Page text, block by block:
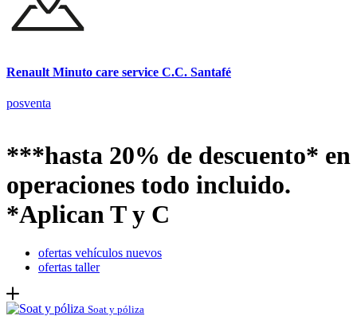
Renault Minuto care service C.C. Santafé
posventa
***hasta 20% de descuento* en
operaciones todo incluido.
*Aplican T y C
ofertas vehículos nuevos
ofertas taller
Soat y póliza